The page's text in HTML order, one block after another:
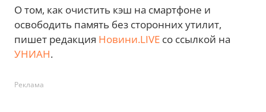
О том, как очистить кэш на смартфоне и
освободить память без сторонних утилит,
пишет редакция Новини.LIVE со ссылкой на
УНИАН.
Реклама